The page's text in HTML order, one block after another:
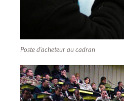
Poste d'acheteur au cadran